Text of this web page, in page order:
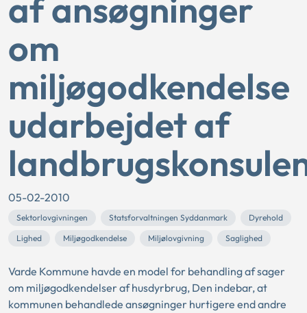
af ansøgninger
om
miljøgodkendelse
udarbejdet af
05-02-2010
Sektorlovgivningen Statsforvaltningen Syddanmark
Dyrehold
Lighed
Miljøgodkendelse Miljølovgivning Saglighed
Varde Kommune havde en model for behandling af sager
om miljøgodkendelser af husdyrbrug, Den indebar, at
kommunen behandlede ansøgninger hurtigere end andre